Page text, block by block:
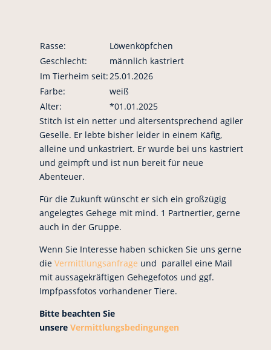
Rasse:
Löwenköpfchen
Geschlecht:
männlich kastriert
Im Tierheim seit:25.01.2026
Farbe:
weiß
Alter:
*01.01.2025
Stitch ist ein netter und altersentsprechend agiler
Geselle. Er lebte bisher leider in einem Käfig,
alleine und unkastriert. Er wurde bei uns kastriert
und geimpft und ist nun bereit für neue
Abenteuer.
Für die Zukunft wünscht er sich ein großzügig
angelegtes Gehege mit mind. 1 Partnertier, gerne
auch in der Gruppe.
Wenn Sie Interesse haben schicken Sie uns gerne
die Vermittlungsanfrage und parallel eine Mail
mit aussagekräftigen Gehegefotos und ggf.
Impfpassfotos vorhandener Tiere.
Bitte beachten Sie
unsere Vermittlungsbedingungen